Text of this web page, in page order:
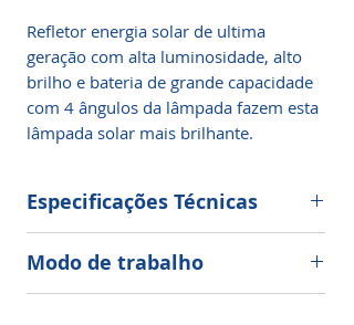
Refletor energia solar de ultima
geração com alta luminosidade, alto
brilho e bateria de grande capacidade
com 4 ângulos da lâmpada fazem esta
lâmpada solar mais brilhante.
Especificações Técnicas
Bateria: 3.7v, 2000mah
Modo de trabalho